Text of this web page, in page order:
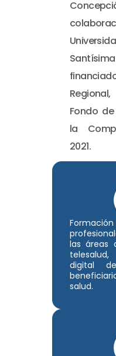
las áreas
digital
salud.
Fondo
la
2021.